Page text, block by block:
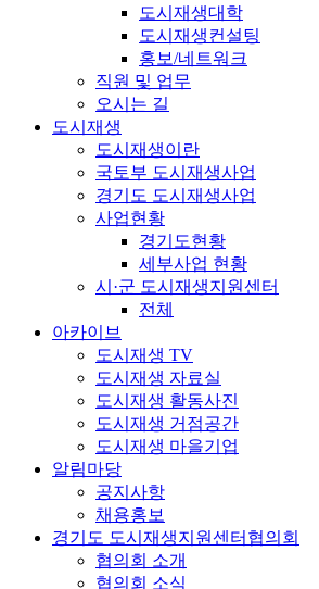
도시재생대학
도시재생컨설팅
홍보/네트워크
직원 및 업무
오시는 길
도시재생
도시재생이란
국토부 도시재생사업
경기도 도시재생사업
사업현황
경기도현황
세부사업 현황
시·군 도시재생지원센터
전체
아카이브
도시재생 TV
도시재생 자료실
도시재생 활동사진
도시재생 거점공간
도시재생 마을기업
알림마당
공지사항
채용홍보
경기도 도시재생지원센터협의회
협의회 소개
협의회 소식